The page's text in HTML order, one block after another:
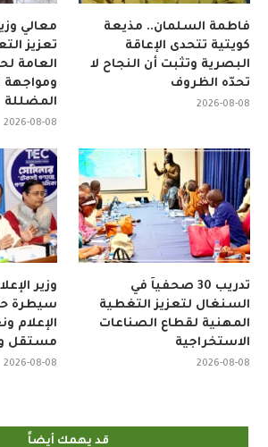
معالي
تعزيز
العامة
ومواجهة
المضللة
2026-08-08
فاطمة السلمان.. مذيعة
كويتية تتحدى الإعاقة
البصرية وتثبت أن النجاح لا
تحدّه الظروف
2026-08-08
وزير
سيطرة
الإعلام
مستقل
2026-08-08
تدريب 30 صحفياً في
السنغال لتعزيز التغطية
المهنية لقطاع الصناعات
الاستخراجية
2026-08-08
قد يهمك أيضاً